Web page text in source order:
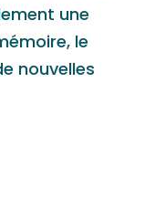
une
le
nouvelles